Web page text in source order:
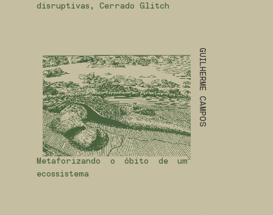
disruptivas, Cerrado Glitch
GUILHERME CAMPOS
Metaforizando o óbito de um
ecossistema